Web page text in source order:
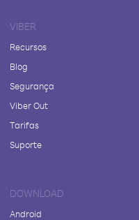
VIBER
Recursos
Blog
Segurança
Viber Out
Tarifas
Suporte
DOWNLOAD
Android